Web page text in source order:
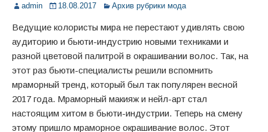
admin 18.08.2017 Архив рубрики мода
Ведущие колористы мира не перестают удивлять свою
аудиторию и бьюти-индустрию новыми техниками и
разной цветовой палитрой в окрашивании волос. Так, на
этот раз бьюти-специалисты решили вспомнить
мраморный тренд, который был так популярен весной
2017 года. Мраморный макияж и нейл-арт стал
настоящим хитом в бьюти-индустрии. Теперь на смену
этому пришло мраморное окрашивание волос. Этот